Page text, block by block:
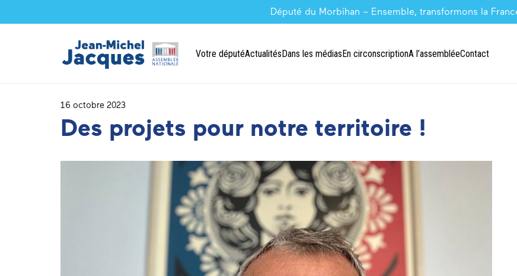
Député du Morbihan – Ensemble, transformons la
Votre députéActualitésDans les médiasEn circonscriptionA l’assembléeContact
16 octobre 2023
Des projets pour notre territoire !